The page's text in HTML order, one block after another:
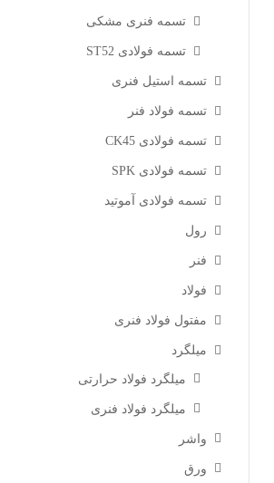
تسمه فنری مشکی
تسمه فولادی ST52
تسمه استیل فنری
تسمه فولاد فنر
تسمه فولادی CK45
تسمه فولادی SPK
تسمه فولادی آموتید
رول
فنر
فولاد
مفتول فولاد فنری
میلگرد
میلگرد فولاد حرارتی
میلگرد فولاد فنری
واشر
ورق